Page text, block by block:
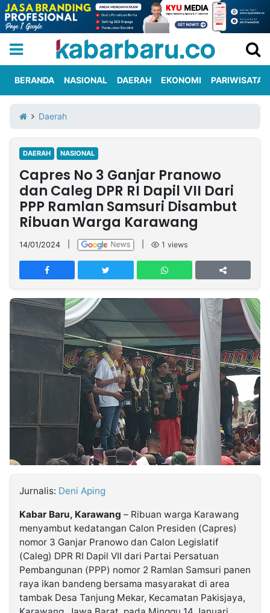
Iklan
Berita
Kami
Nasional
International
Olahraga
Entertainment
Daerah
Pariwisata
Kuliner
Kolom
Network
PT
TREETAN
MULTIMEDIA
INDONESIA
Partner
Insight
NTB
Suara
Time
Lens
IDN
Daily
Jogja
Jalan
Rakyat
Idealita
News
Kita
Notice
Dinamikapost.com
Radar
Baru
Seedbacklink
Kabarbaru
BERANDA NASIONAL DAERAH EKONOMI PARIWISATA
Daerah
DAERAH NASIONAL
Capres No 3 Ganjar Pranowo
dan Caleg DPR RI Dapil VII Dari
PPP Ramlan Samsuri Disambut
Ribuan Warga Karawang
14/01/2024 1 views
Jurnalis: Deni Aping
Kabar Baru, Karawang – Ribuan warga Karawang
menyambut kedatangan Calon Presiden (Capres)
nomor 3 Ganjar Pranowo dan Calon Legislatif
(Caleg) DPR RI Dapil VII dari Partai Persatuan
Pembangunan (PPP) nomor 2 Ramlan Samsuri panen
raya ikan bandeng bersama masyarakat di area
tambak Desa Tanjung Mekar, Kecamatan Pakisjaya,